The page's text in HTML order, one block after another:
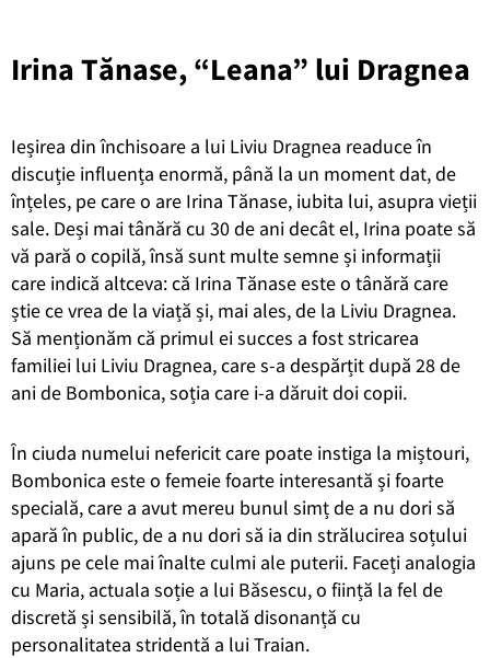
Irina Tănase, “Leana” lui Dragnea
Ieșirea din închisoare a lui Liviu Dragnea readuce în
discuție influența enormă, până la un moment dat, de
înțeles, pe care o are Irina Tănase, iubita lui, asupra vieții
sale. Deși mai tânără cu 30 de ani decât el, Irina poate să
vă pară o copilă, însă sunt multe semne și informații
care indică altceva: că Irina Tănase este o tânără care
știe ce vrea de la viață și, mai ales, de la Liviu Dragnea.
Să menționăm că primul ei succes a fost stricarea
familiei lui Liviu Dragnea, care s-a despărțit după 28 de
ani de Bombonica, soția care i-a dăruit doi copii.
În ciuda numelui nefericit care poate instiga la miștouri,
Bombonica este o femeie foarte interesantă și foarte
specială, care a avut mereu bunul simț de a nu dori să
apară în public, de a nu dori să ia din strălucirea soțului
ajuns pe cele mai înalte culmi ale puterii. Faceți analogia
cu Maria, actuala soție a lui Băsescu, o ființă la fel de
discretă și sensibilă, în totală disonanță cu
personalitatea stridentă a lui Traian.